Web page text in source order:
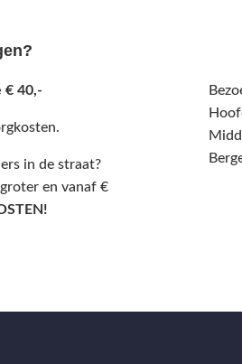
€ 40,-
in de straat?
en vanaf €